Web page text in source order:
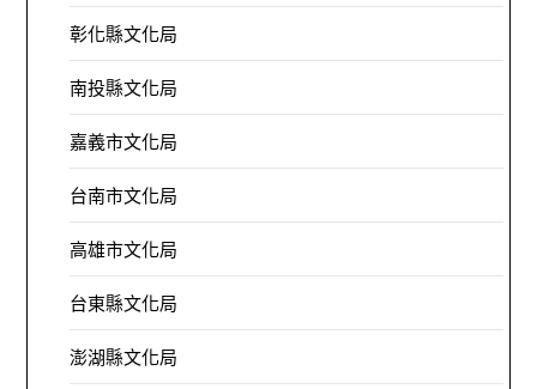
彰化縣文化局
南投縣文化局
嘉義市文化局
台南市文化局
高雄市文化局
台東縣文化局
澎湖縣文化局